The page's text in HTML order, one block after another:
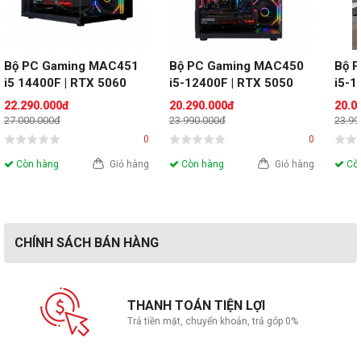
Bộ PC Gaming MAC451
i5 14400F | RTX 5060
8GB | RAM 16GB
22.290.000đ
27.000.000đ
0
Còn hàng Giỏ hàng
Bộ PC Gaming MAC450
i5-12400F | RTX 5050
8GB| RAM 16GB
20.290.000đ
23.990.000đ
0
Còn hàng Giỏ hàng
Bộ
i5-
CHÍNH SÁCH BÁN HÀNG
THANH TOÁN TIỆN LỢI
Trả tiền mặt, chuyển khoản, trả góp 0%